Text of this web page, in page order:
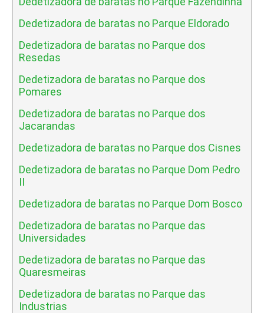
Dedetizadora de baratas no Parque Eldorado
Dedetizadora de baratas no Parque dos
Resedas
Dedetizadora de baratas no Parque dos
Pomares
Dedetizadora de baratas no Parque dos
Jacarandas
Dedetizadora de baratas no Parque dos Cisnes
Dedetizadora de baratas no Parque Dom Pedro
II
Dedetizadora de baratas no Parque Dom Bosco
Dedetizadora de baratas no Parque das
Universidades
Dedetizadora de baratas no Parque das
Quaresmeiras
Dedetizadora de baratas no Parque das
Industrias